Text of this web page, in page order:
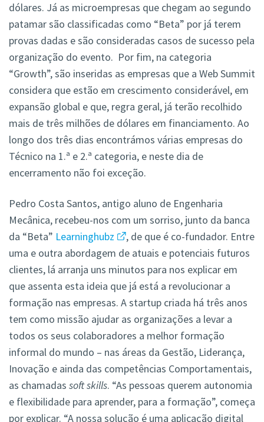
dólares. Já as microempresas que chegam ao segundo
patamar são classificadas como “Beta” por já terem
provas dadas e são consideradas casos de sucesso pela
organização do evento. Por fim, na categoria
“Growth”, são inseridas as empresas que a Web Summit
considera que estão em crescimento considerável, em
expansão global e que, regra geral, já terão recolhido
mais de três milhões de dólares em financiamento. Ao
longo dos três dias encontrámos várias empresas do
Técnico na 1.ª e 2.ª categoria, e neste dia de
encerramento não foi exceção.
Pedro Costa Santos, antigo aluno de Engenharia
Mecânica, recebeu-nos com um sorriso, junto da banca
da “Beta” Learninghubz
, de que é co-fundador. Entre
uma e outra abordagem de atuais e potenciais futuros
clientes, lá arranja uns minutos para nos explicar em
que assenta esta ideia que já está a revolucionar a
formação nas empresas. A startup criada há três anos
tem como missão ajudar as organizações a levar a
todos os seus colaboradores a melhor formação
informal do mundo – nas áreas da Gestão, Liderança,
Inovação e ainda das competências Comportamentais,
as chamadas soft skills. “As pessoas querem autonomia
e flexibilidade para aprender, para a formação”, começa
por explicar. “A nossa solução é uma aplicação digital